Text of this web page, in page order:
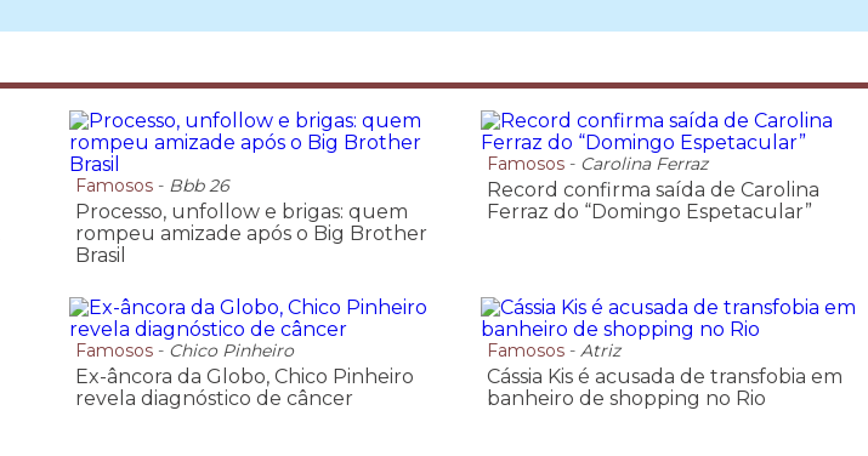
Famosos- Bbb 26
Processo, unfollow e brigas: quem
rompeu amizade após o Big Brother
Brasil
Famosos- Carolina Ferraz
Record confirma saída de Carolina
Ferraz do “Domingo Espetacular”
Famosos- Chico Pinheiro
Ex-âncora da Globo, Chico Pinheiro
revela diagnóstico de câncer
Famosos- Atriz
Cássia Kis é acusada de transfobia em
banheiro de shopping no Rio